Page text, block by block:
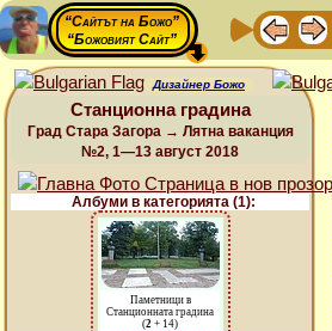
“Сайтът на Божо”
“Божовият Сайт”
Дизайнер Божо
Станционна градина
Град Стара Загора → Лятна ваканция
№2, 1—13 август 2018
Албуми в категорията (1):
Паметници в
Станционната градина
(2 + 14)